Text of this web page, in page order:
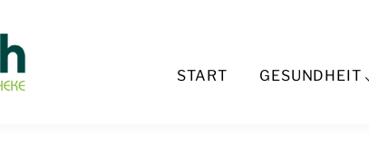
START GESUNDHEIT